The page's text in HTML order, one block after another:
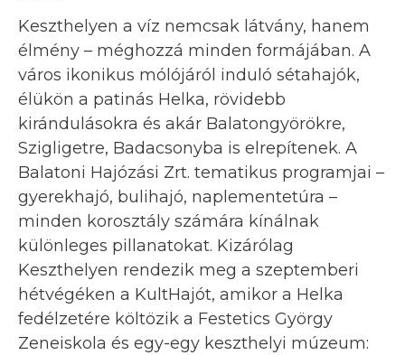
Keszthelyen a víz nemcsak látvány, hanem
élmény – méghozzá minden formájában. A
város ikonikus mólójáról induló sétahajók,
élükön a patinás Helka, rövidebb
kirándulásokra és akár Balatongyörökre,
Szigligetre, Badacsonyba is elrepítenek. A
Balatoni Hajózási Zrt. tematikus programjai –
gyerekhajó, bulihajó, naplementetúra –
minden korosztály számára kínálnak
különleges pillanatokat. Kizárólag
Keszthelyen rendezik meg a szeptemberi
hétvégéken a KultHajót, amikor a Helka
fedélzetére költözik a Festetics György
Zeneiskola és egy-egy keszthelyi múzeum: